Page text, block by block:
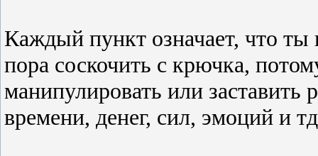
Каждый пункт означает, что ты
пора соскочить с крючка,
манипулировать или заставить
времени, денег, сил, эмоций и